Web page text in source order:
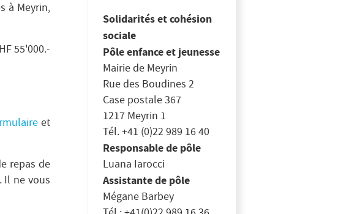
à Meyrin,
55'000.-
et
repas de
Il ne vous
Solidarités et cohésion
sociale
Pôle enfance et jeunesse
Mairie de Meyrin
Rue des Boudines 2
Case postale 367
1217 Meyrin 1
Tél. +41 (0)22 989 16 40
Responsable de pôle
Luana Iarocci
Assistante de pôle
Mégane Barbey